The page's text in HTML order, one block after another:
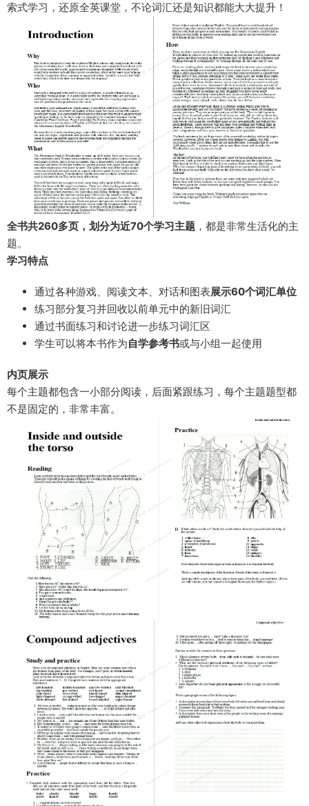
索式学习，还原全英课堂，不论词汇还是知识都能大大提升！
全书共260多页，划分为近70个学习主题 ，都是非常生活化的主
题。
学习特点
通过各种游戏、阅读文本、对话和图表展示60个词汇单位
练习部分复习并回收以前单元中的新旧词汇
通过书面练习和讨论进一步练习词汇区
学生可以将本书作为自学参考书或与小组一起使用
内页展示
每个主题都包含一小部分阅读，后面紧跟练习，每个主题题型都
不是固定的，非常丰富。